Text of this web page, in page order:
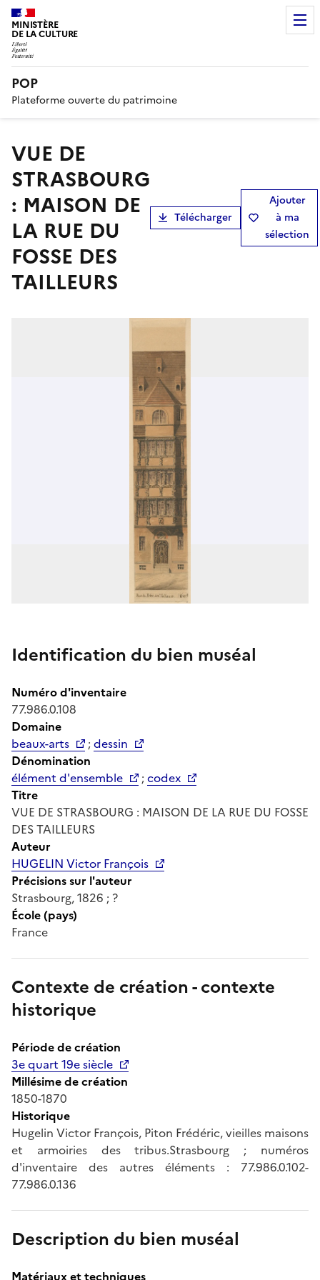
MINISTÈRE
DE LA CULTURE
POP
Plateforme ouverte du patrimoine
VUE DE
STRASBOURG
: MAISON DE
LA RUE DU
FOSSE DES
TAILLEURS
Télécharger
Ajouter
à ma
sélection
Identification du bien muséal
Numéro d'inventaire
77.986.0.108
Domaine
beaux-arts
;dessin
Dénomination
élément d'ensemble
;codex
Titre
VUE DE STRASBOURG : MAISON DE LA RUE DU FOSSE
DES TAILLEURS
Auteur
HUGELIN Victor François
Précisions sur l'auteur
Strasbourg, 1826 ; ?
École (pays)
France
Contexte de création - contexte
historique
Période de création
3e quart 19e siècle
Millésime de création
1850-1870
Historique
Hugelin Victor François, Piton Frédéric, vieilles maisons
et armoiries des tribus.Strasbourg ; numéros
d'inventaire des autres éléments : 77.986.0.102-
77.986.0.136
Description du bien muséal
Matériaux et techniques